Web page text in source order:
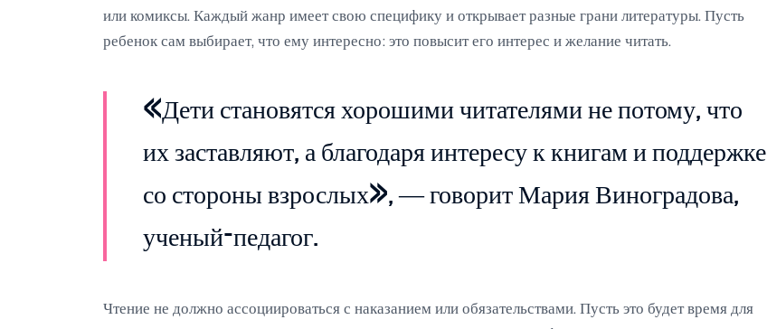
или комиксы. Каждый жанр имеет свою специфику и открывает разные грани литературы. Пусть
ребенок сам выбирает, что ему интересно: это повысит его интерес и желание читать.
«Дети становятся хорошими читателями не потому, что
их заставляют, а благодаря интересу к книгам и поддержке
со стороны взрослых», — говорит Мария Виноградова,
ученый-педагог.
Чтение не должно ассоциироваться с наказанием или обязательствами. Пусть это будет время для